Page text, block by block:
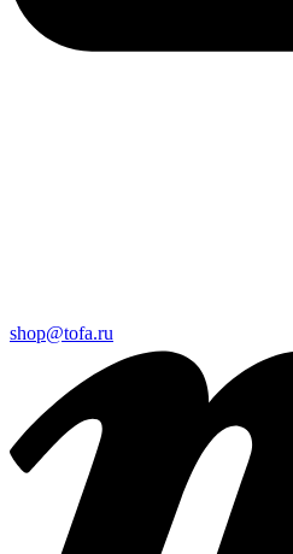
shop@tofa.ru